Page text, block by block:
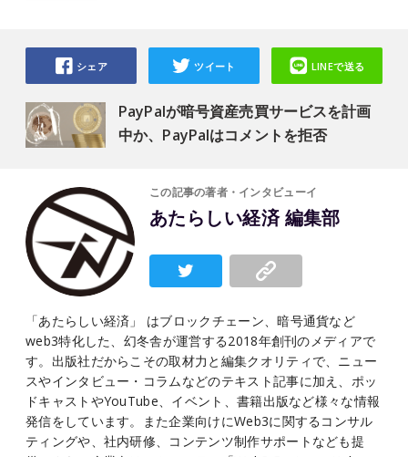
PayPalが暗号資産売買サービスを計画
中か、PayPalはコメントを拒否
シェア ツイート LINEで送る
この記事の著者・インタビューイ
あたらしい経済 編集部
「あたらしい経済」 はブロックチェーン、暗号通貨など
web3特化した、幻冬舎が運営する2018年創刊のメディアで
す。出版社だからこその取材力と編集クオリティで、ニュー
スやインタビュー・コラムなどのテキスト記事に加え、ポッ
ドキャストやYouTube、イベント、書籍出版など様々な情報
発信をしています。また企業向けにWeb3に関するコンサル
ティングや、社内研修、コンテンツ制作サポートなども提